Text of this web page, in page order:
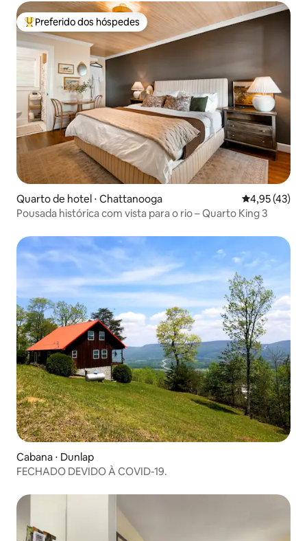
Entre os melhores preferidos dos hóspedes
Preferido dos hóspedes
Quarto de hotel ⋅ Chattanooga 4,95 de uma
4,95 (43)
Pousada histórica com vista para o rio – Quarto King 3
Cabana ⋅ Dunlap
FECHADO DEVIDO À COVID-19.